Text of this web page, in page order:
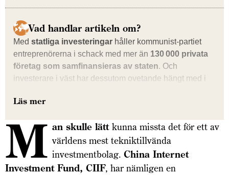
Vad handlar artikeln om?
Med statliga investeringar håller kommunist-partiet
entreprenörerna i schack med mer än 130 000 privata
företag som samfinansieras av staten. Och
investerare i väst har dessutom ovetande hängt med i
Läs mer
M an skulle lätt kunna missta det för ett av
världens mest tekniktillvända
investmentbolag. China Internet
Investment Fund, CIIF, har nämligen en